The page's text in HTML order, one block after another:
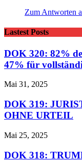
Zum Antworten
Lastest Posts
DOK 320: 82%
47% für
Mai 31, 2025
DOK 319:
OHNE URTEIL
Mai 25, 2025
DOK 318: